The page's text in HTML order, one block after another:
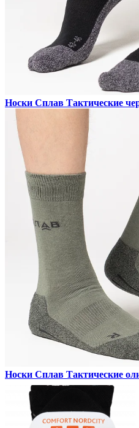
Носки Сплав Тактические
Носки Сплав Тактические